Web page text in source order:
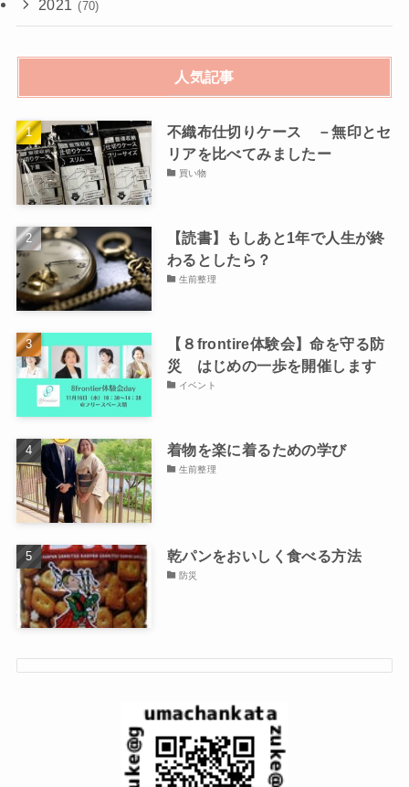
2021 (70)
人気記事
不織布仕切りケース －無印とセ
リアを比べてみましたー
買い物
【読書】もしあと1年で人生が終
わるとしたら？
生前整理
【８frontire体験会】命を守る防
災 はじめの一歩を開催します
イベント
着物を楽に着るための学び
生前整理
乾パンをおいしく食べる方法
防災